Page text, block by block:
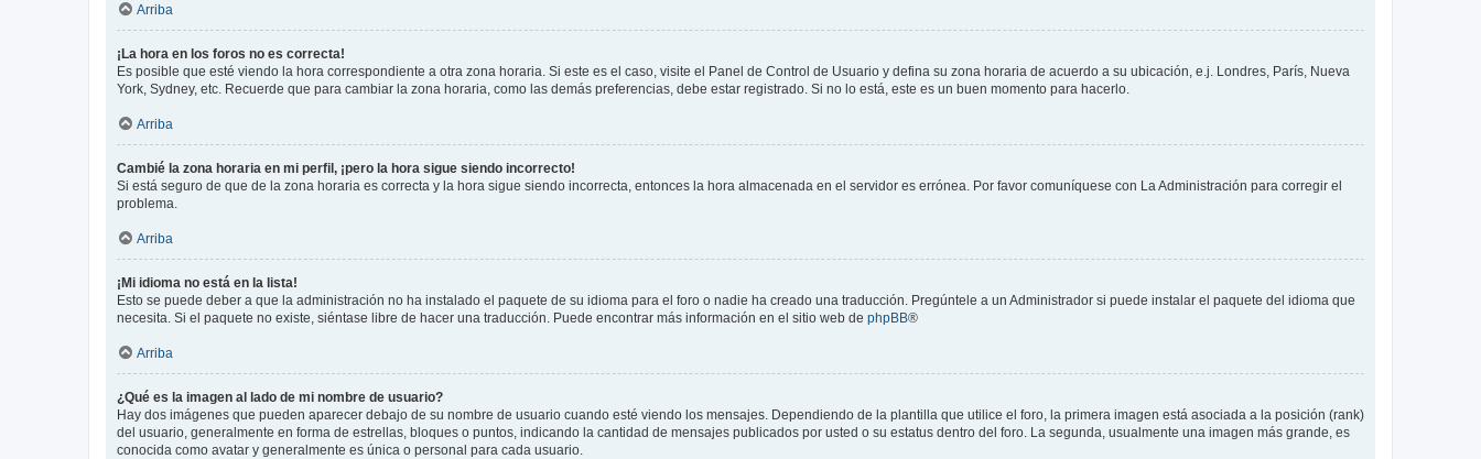
Arriba
¡La hora en los foros no es correcta!
Es posible que esté viendo la hora correspondiente a otra zona horaria. Si este es el caso, visite el Panel de Control de Usuario y defina su zona horaria de acuerdo a su ubicación, e.j. Londres, París, Nueva
York, Sydney, etc. Recuerde que para cambiar la zona horaria, como las demás preferencias, debe estar registrado. Si no lo está, este es un buen momento para hacerlo.
Arriba
Cambié la zona horaria en mi perfil, ¡pero la hora sigue siendo incorrecto!
Si está seguro de que de la zona horaria es correcta y la hora sigue siendo incorrecta, entonces la hora almacenada en el servidor es errónea. Por favor comuníquese con La Administración para corregir el
problema.
Arriba
¡Mi idioma no está en la lista!
Esto se puede deber a que la administración no ha instalado el paquete de su idioma para el foro o nadie ha creado una traducción. Pregúntele a un Administrador si puede instalar el paquete del idioma que
necesita. Si el paquete no existe, siéntase libre de hacer una traducción. Puede encontrar más información en el sitio web de phpBB®
Arriba
¿Qué es la imagen al lado de mi nombre de usuario?
Hay dos imágenes que pueden aparecer debajo de su nombre de usuario cuando esté viendo los mensajes. Dependiendo de la plantilla que utilice el foro, la primera imagen está asociada a la posición (rank)
del usuario, generalmente en forma de estrellas, bloques o puntos, indicando la cantidad de mensajes publicados por usted o su estatus dentro del foro. La segunda, usualmente una imagen más grande, es
conocida como avatar y generalmente es única o personal para cada usuario.